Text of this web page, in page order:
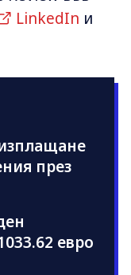
LinkedIn и
през
евро